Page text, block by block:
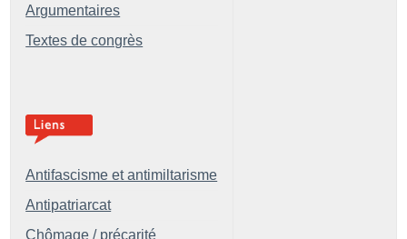
Argumentaires
Textes de congrès
Antifascisme et antimiltarisme
Antipatriarcat
Chômage / précarité